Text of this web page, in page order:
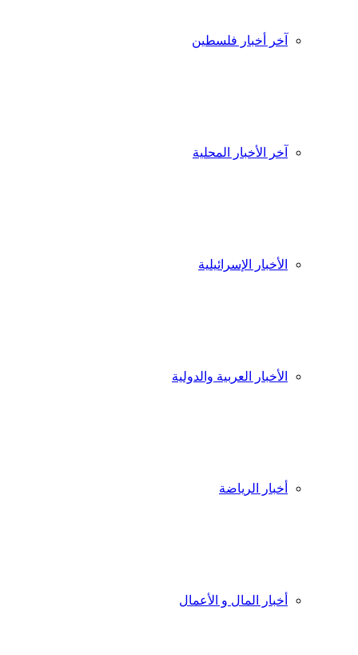
آخر أخبار فلسطين
آخر الأخبار المحلية
الأخبار الإسرائيلية
الأخبار العربية والدولية
أخبار الرياضة
أخبار المال و الأعمال